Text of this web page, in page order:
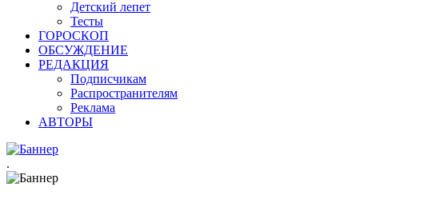
Детский лепет
Тесты
ГОРОСКОП
ОБСУЖДЕНИЕ
РЕДАКЦИЯ
Подписчикам
Распространителям
Реклама
АВТОРЫ
.